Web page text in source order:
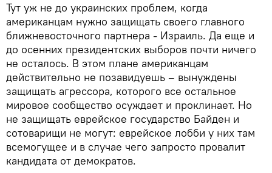
Тут уж не до украинских проблем, когда
американцам нужно защищать своего главного
ближневосточного партнера - Израиль. Да еще и
до осенних президентских выборов почти ничего
не осталось. В этом плане американцам
действительно не позавидуешь – вынуждены
защищать агрессора, которого все остальное
мировое сообщество осуждает и проклинает. Но
не защищать еврейское государство Байден и
сотоварищи не могут: еврейское лобби у них там
всемогущее и в случае чего запросто провалит
кандидата от демократов.